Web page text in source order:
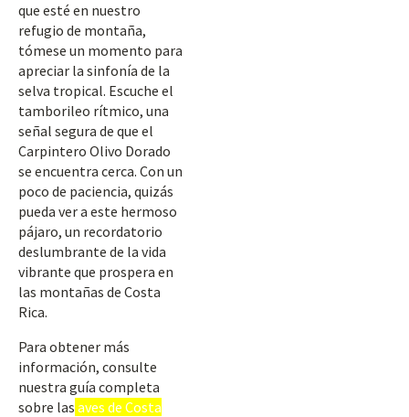
que esté en nuestro
refugio de montaña,
tómese un momento para
apreciar la sinfonía de la
selva tropical. Escuche el
tamborileo rítmico, una
señal segura de que el
Carpintero Olivo Dorado
se encuentra cerca. Con un
poco de paciencia, quizás
pueda ver a este hermoso
pájaro, un recordatorio
deslumbrante de la vida
vibrante que prospera en
las montañas de Costa
Rica.
Para obtener más
información, consulte
nuestra guía completa
sobre las aves de Costa